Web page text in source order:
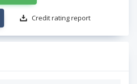
Credit rating report